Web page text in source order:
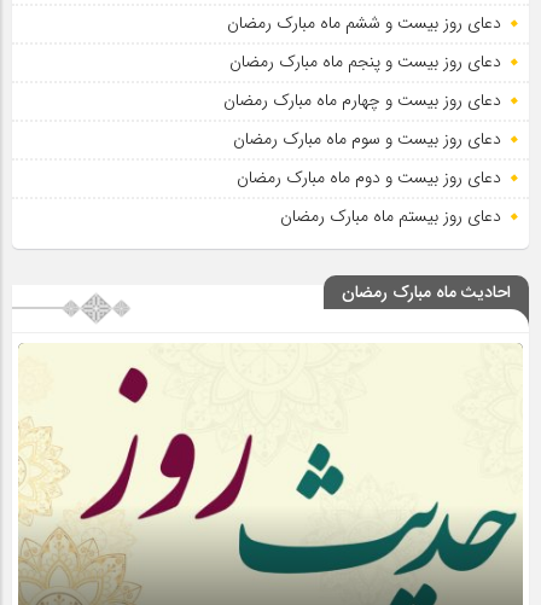
دعای روز بیست و ششم ماه مبارک رمضان
دعای روز بیست و پنجم ماه مبارک رمضان
دعای روز بیست و چهارم ماه مبارک رمضان
دعای روز بیست و سوم ماه مبارک رمضان
دعای روز بیست و دوم ماه مبارک رمضان
دعای روز بیستم ماه مبارک رمضان
احادیث ماه مبارک رمضان